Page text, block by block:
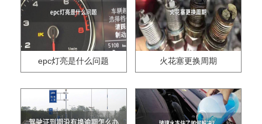
epc灯亮是什么问题 火花塞更换周期